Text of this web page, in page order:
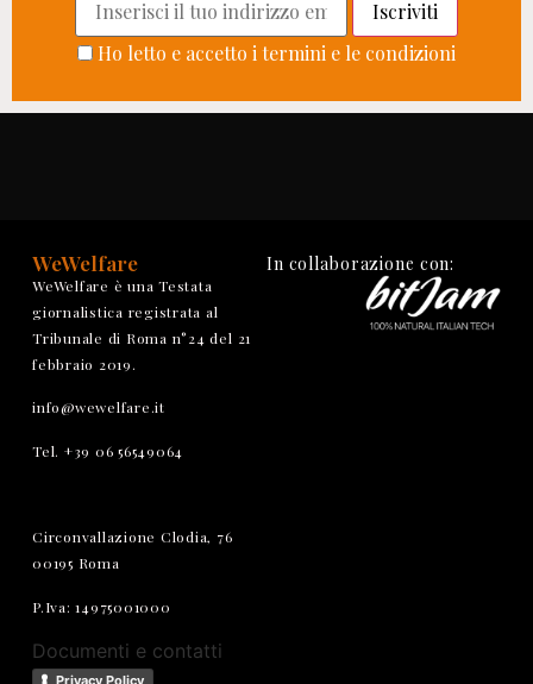
Ho letto e accetto i termini e le condizioni
WeWelfare
WeWelfare è una Testata
giornalistica registrata al
Tribunale di Roma n°24 del 21
febbraio 2019.
info@wewelfare.it
Tel. +39 06 56549064
Circonvallazione Clodia, 76
00195 Roma
P.Iva: 14975001000
Documenti e contatti
In collaborazione con: